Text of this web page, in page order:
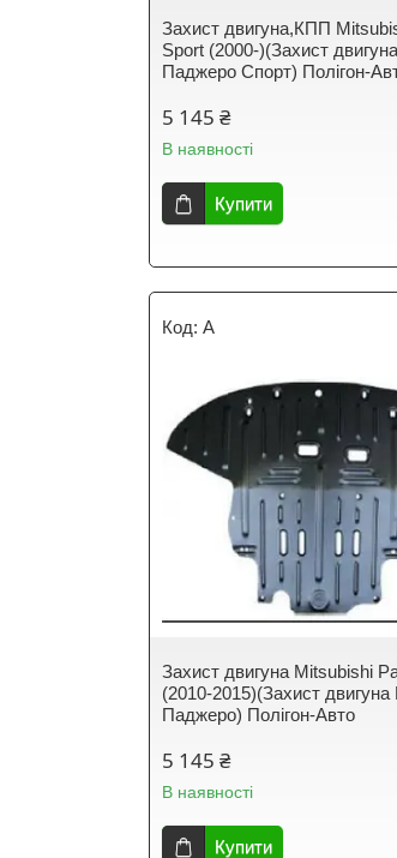
Захист двигуна,КПП
Sport (2000-)(Захист двигуна
Паджеро Спорт) Полігон-
5 145 ₴
В наявності
Купити
A
Захист двигуна Mitsubishi
(2010-2015)(Захист двигуна
Паджеро) Полігон-Авто
5 145 ₴
В наявності
Купити